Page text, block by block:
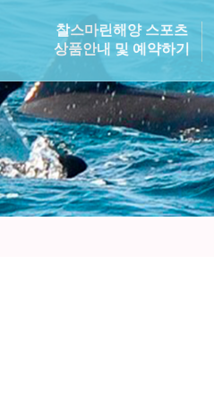
찰스마린해양 스포츠
상품안내 및 예약하기